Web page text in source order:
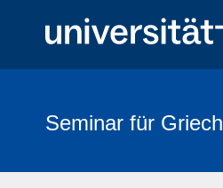
Seminar für